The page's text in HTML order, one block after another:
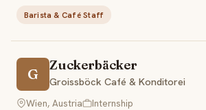
Barista & Café Staff
G
Zuckerbäcker
Groissböck Café & Konditorei
Wien, Austria
Internship